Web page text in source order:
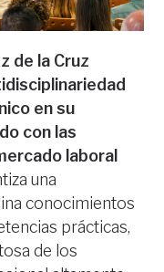
de la Cruz
en su
con las
laboral
una
conocimientos
prácticas,
de los